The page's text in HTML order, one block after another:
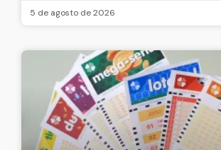
04/08/2026
5 de agosto de 2026